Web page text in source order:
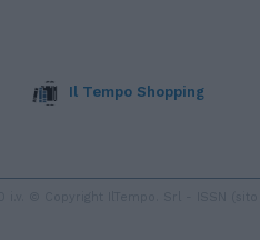
Il Tempo Shopping